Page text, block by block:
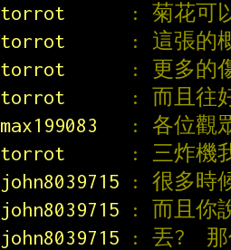
torrot : 菊花可
torrot : 這張的
torrot : 更多的
torrot : 而且往
max199083 : 各位觀
torrot : 三炸機
john8039715 : 很多時
john8039715 : 而且你
john8039715 : 丟?  那